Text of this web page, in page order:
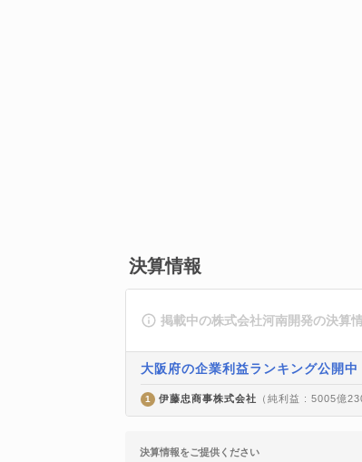
決算情報
掲載中の株式会社河南開発の決算
大阪府の企業利益ランキング公開中
1 伊藤忠商事株式会社 （純利益 : 5005億
決算情報をご提供ください